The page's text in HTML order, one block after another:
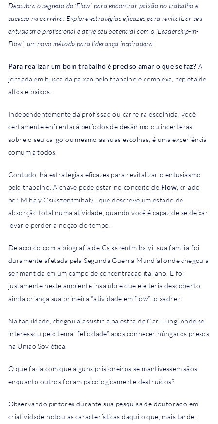
Descubra o segredo do ‘Flow’ para encontrar paixão no trabalho e
sucesso na carreira. Explore estratégias eficazes para revitalizar seu
entusiasmo profissional e ative seu potencial com o ‘Leadership-in-
Flow’, um novo método para liderança inspiradora.
Para realizar um bom trabalho é preciso amar o que se faz? A
jornada em busca da paixão pelo trabalho é complexa, repleta de
altos e baixos.
Independentemente da profissão ou carreira escolhida, você
certamente enfrentará períodos de desânimo ou incertezas
sobre o seu cargo ou mesmo as suas escolhas, é uma experiência
comum a todos.
Contudo, há estratégias eficazes para revitalizar o entusiasmo
pelo trabalho. A chave pode estar no conceito de Flow , criado
por Mihaly Csikszentmihalyi, que descreve um estado de
absorção total numa atividade, quando você é capaz de se deixar
levar e perder a noção do tempo.
De acordo com a biografia de Csikszentmihalyi, sua família foi
duramente afetada pela Segunda Guerra Mundial onde chegou a
ser mantida em um campo de concentração italiano. E foi
justamente neste ambiente insalubre que ele teria descoberto
ainda criança sua primeira “atividade em flow”: o xadrez.
Na faculdade, chegou a assistir à palestra de Carl Jung, onde se
interessou pelo tema “felicidade” após conhecer húngaros presos
na União Soviética.
O que fazia com que alguns prisioneiros se mantivessem sãos
enquanto outros foram psicologicamente destruídos?
Observando pintores durante sua pesquisa de doutorado em
criatividade notou as características daquilo que, mais tarde,